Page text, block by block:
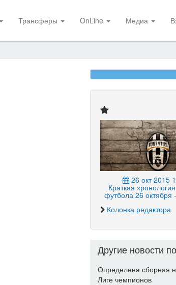
Трансферы OnLine Медиа
26 окт 2015
Краткая
футбола 26 октября
Колонка редактора
Другие новости
Определена сборная
Лиге чемпионов